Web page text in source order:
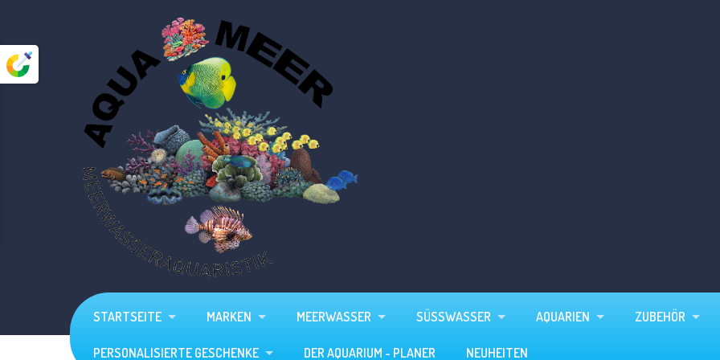
STARTSEITE MARKEN MEERWASSER SÜSSWASSER AQUARIEN ZUBEHÖR
PERSONALISIERTE GESCHENKE DER AQUARIUM - PLANER NEUHEITEN
Marken
Meerwasser
Süßwasser
Aquarien
Personalisierte Geschenke
Der Aquarium - Planer